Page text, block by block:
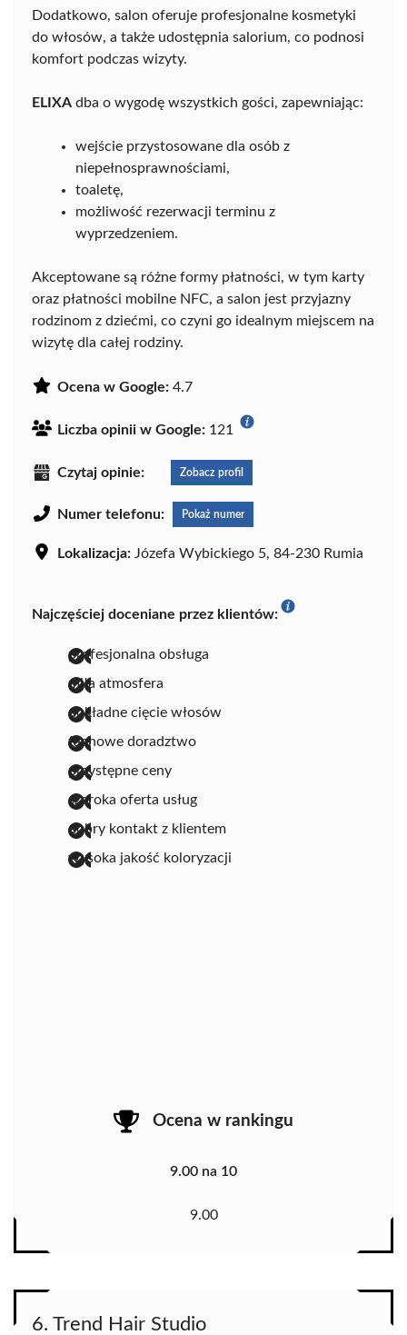
Dodatkowo, salon oferuje profesjonalne kosmetyki
do włosów, a także udostępnia salorium, co podnosi
komfort podczas wizyty.
ELIXA dba o wygodę wszystkich gości, zapewniając:
wejście przystosowane dla osób z
niepełnosprawnościami,
toaletę,
możliwość rezerwacji terminu z
wyprzedzeniem.
Akceptowane są różne formy płatności, w tym karty
oraz płatności mobilne NFC, a salon jest przyjazny
rodzinom z dziećmi, co czyni go idealnym miejscem na
wizytę dla całej rodziny.
Ocena w Google: 4.7
Liczba opinii w Google: 121
Czytaj opinie: Zobacz profil
Numer telefonu: Pokaż numer
Lokalizacja: Józefa Wybickiego 5, 84-230 Rumia
Najczęściej doceniane przez klientów:
profesjonalna obsługa
miła atmosfera
dokładne cięcie włosów
fachowe doradztwo
przystępne ceny
szeroka oferta usług
dobry kontakt z klientem
wysoka jakość koloryzacji
Ocena w rankingu
9.00 na 10
9.00
6. Trend Hair Studio